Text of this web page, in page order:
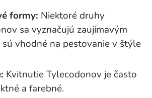
formy: Niektoré druhy
sa vyznačujú zaujímavým
vhodné na pestovanie v štýle
Kvitnutie Tylecodonov je často
a farebné.